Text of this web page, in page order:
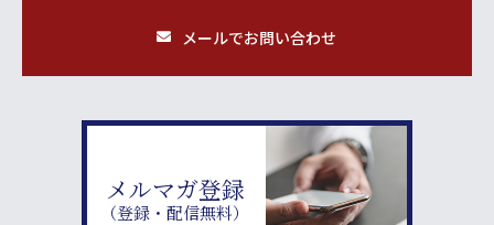
メールでお問い合わせ
メルマガ登録
（登録・配信無料）